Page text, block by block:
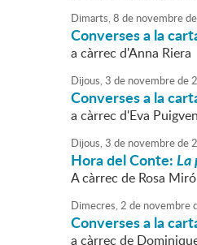
Dimarts,8 de novembrede
Converses a la
a càrrec d'Anna Riera
Dijous,3 de novembrede
Converses a la
a càrrec d'Eva
Dijous,3 de novembrede
Hora del Conte:La
A càrrec de Rosa
Dimecres,2 de novembre
Converses a la
a càrrec de